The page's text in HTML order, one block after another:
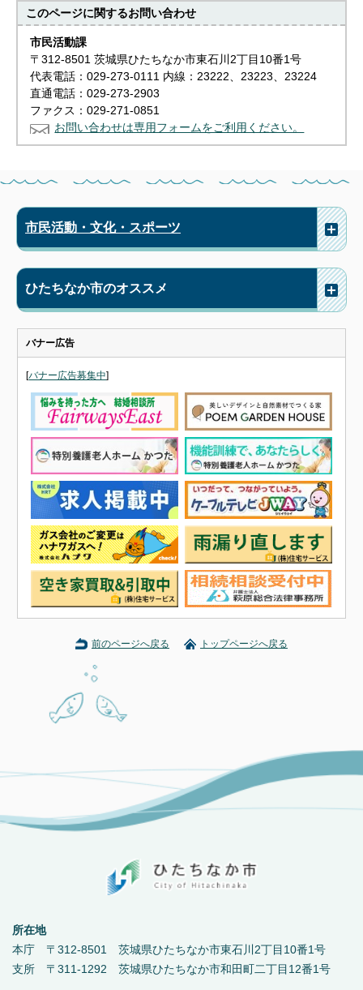
このページに関するお問い合わせ
市民活動課
〒312-8501 茨城県ひたちなか市東石川2丁目10番1号
代表電話：029-273-0111 内線：23222、23223、23224
直通電話：029-273-2903
ファクス：029-271-0851
お問い合わせは専用フォームをご利用ください。
市民活動・文化・スポーツ
ひたちなか市のオススメ
バナー広告
[バナー広告募集中]
前のページへ戻る トップページへ戻る
所在地
本庁 〒312-8501 茨城県ひたちなか市東石川2丁目10番1号
支所 〒311-1292 茨城県ひたちなか市和田町二丁目12番1号